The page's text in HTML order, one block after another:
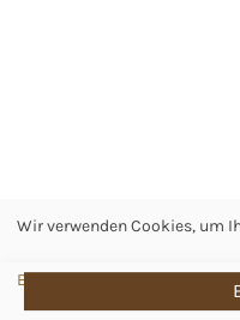
Wir verwenden Cookies, um
Einstellungen